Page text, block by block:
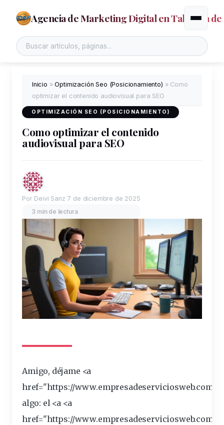
Agencia de Marketing Digital en Talavera de
Alternar
Inicio »Optimización Seo (Posicionamiento) » Como
optimizar el contenido audiovisual para SEO
OPTIMIZACIÓN SEO (POSICIONAMIENTO)
Como optimizar el contenido
audiovisual para SEO
Por Deivi Sanz 7 de diciembre de 2025
3 min de lectura
Amigo, déjame <a
href="https://www.empresadeserviciosweb.com/
algo: el <a <a
href="https://